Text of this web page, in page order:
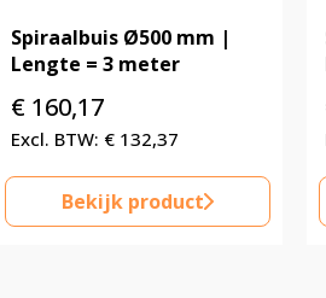
Spiraalbuis Ø500 mm |
Lengte = 3 meter
€ 160,17
€ 132,37
Bekijk product